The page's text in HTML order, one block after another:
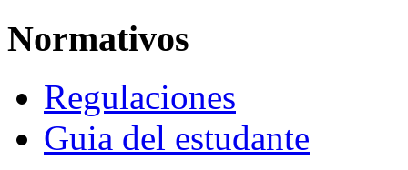
Normativos
Regulaciones
Guia del estudante